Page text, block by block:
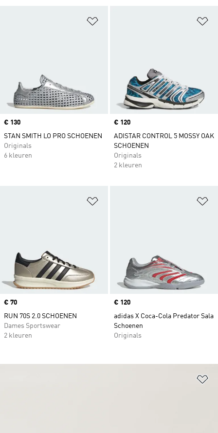
Price
€ 130
STAN SMITH LO PRO SCHOENEN
Originals
6 kleuren
Price
€ 120
ADISTAR CONTROL 5 MOSSY OAK
SCHOENEN
Originals
2 kleuren
Price
€ 70
RUN 70S 2.0 SCHOENEN
Dames Sportswear
2 kleuren
Price
€ 120
adidas X Coca-Cola Predator Sala
Schoenen
Originals